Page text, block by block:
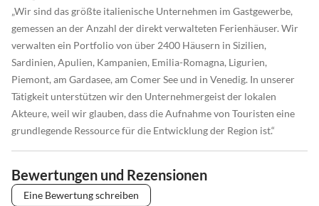
„Wir sind das größte italienische Unternehmen im Gastgewerbe,
gemessen an der Anzahl der direkt verwalteten Ferienhäuser. Wir
verwalten ein Portfolio von über 2400 Häusern in Sizilien,
Sardinien, Apulien, Kampanien, Emilia-Romagna, Ligurien,
Piemont, am Gardasee, am Comer See und in Venedig. In unserer
Tätigkeit unterstützen wir den Unternehmergeist der lokalen
Akteure, weil wir glauben, dass die Aufnahme von Touristen eine
grundlegende Ressource für die Entwicklung der Region ist.“
Bewertungen und Rezensionen
Eine Bewertung schreiben